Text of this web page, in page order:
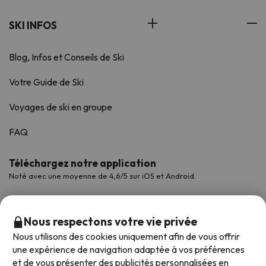
SKI INFOS
Blog, Infos et Conseils de Ski
Votre Guide de Ski
Voyages de ski en groupe
FAQ
Téléchargez notre application
Noté avec une moyenne de 4,6/5 sur iOS et Android.
Nous respectons votre vie privée
Nous utilisons des cookies uniquement afin de vous offrir
une expérience de navigation adaptée à vos préférences
et de vous présenter des publicités personnalisées en